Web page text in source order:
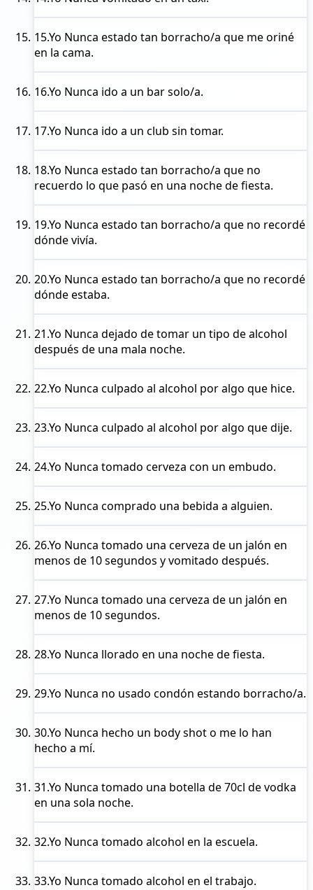
15.Yo Nunca estado tan borracho/a que me oriné
en la cama.
16.Yo Nunca ido a un bar solo/a.
17.Yo Nunca ido a un club sin tomar.
18.Yo Nunca estado tan borracho/a que no
recuerdo lo que pasó en una noche de fiesta.
19.Yo Nunca estado tan borracho/a que no recordé
dónde vivía.
20.Yo Nunca estado tan borracho/a que no recordé
dónde estaba.
21.Yo Nunca dejado de tomar un tipo de alcohol
después de una mala noche.
22.Yo Nunca culpado al alcohol por algo que hice.
23.Yo Nunca culpado al alcohol por algo que dije.
24.Yo Nunca tomado cerveza con un embudo.
25.Yo Nunca comprado una bebida a alguien.
26.Yo Nunca tomado una cerveza de un jalón en
menos de 10 segundos y vomitado después.
27.Yo Nunca tomado una cerveza de un jalón en
menos de 10 segundos.
28.Yo Nunca llorado en una noche de fiesta.
29.Yo Nunca no usado condón estando borracho/a.
30.Yo Nunca hecho un body shot o me lo han
hecho a mí.
31.Yo Nunca tomado una botella de 70cl de vodka
en una sola noche.
32.Yo Nunca tomado alcohol en la escuela.
33.Yo Nunca tomado alcohol en el trabajo.